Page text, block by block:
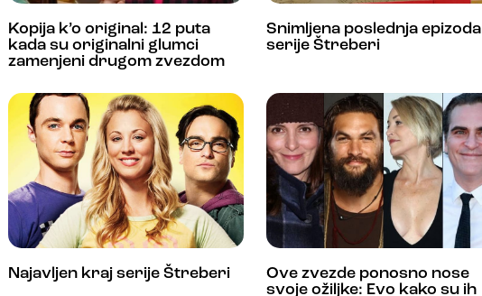
Kopija k’o original: 12 puta
kada su originalni glumci
zamenjeni drugom zvezdom
Snimljena poslednja epizoda
serije Štreberi
Najavljen kraj serije Štreberi
Ove zvezde ponosno nose
svoje ožiljke: Evo kako su ih